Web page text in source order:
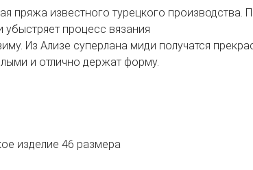
пряжа известного турецкого производства.
убыстряет процесс вязания
Из Ализе суперлана миди получатся
и отлично держат форму.
изделие 46 размера